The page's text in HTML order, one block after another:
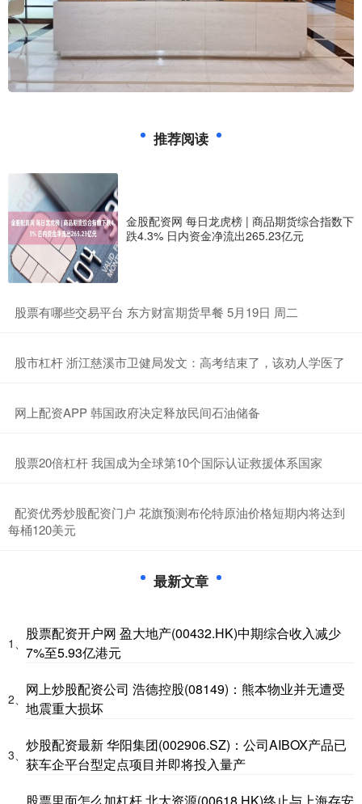
推荐阅读
金股配资网 每日龙虎榜 | 商品期货综合指数下
跌4.3% 日内资金净流出265.23亿元
​股票有哪些交易平台 东方财富期货早餐 5月19日 周二
​股市杠杆 浙江慈溪市卫健局发文：高考结束了，该劝人学医了
​网上配资APP 韩国政府决定释放民间石油储备
​股票20倍杠杆 我国成为全球第10个国际认证救援体系国家
​配资优秀炒股配资门户 花旗预测布伦特原油价格短期内将达到
每桶120美元
最新文章
1、
股票配资开户网 盈大地产(00432.HK)中期综合收入减少
7%至5.93亿港元
2、
网上炒股配资公司 浩德控股(08149)：熊本物业并无遭受
地震重大损坏
3、
炒股配资最新 华阳集团(002906.SZ)：公司AIBOX产品已
获车企平台型定点项目并即将投入量产
股票里面怎么加杠杆 北大资源(00618.HK)终止与上海存安